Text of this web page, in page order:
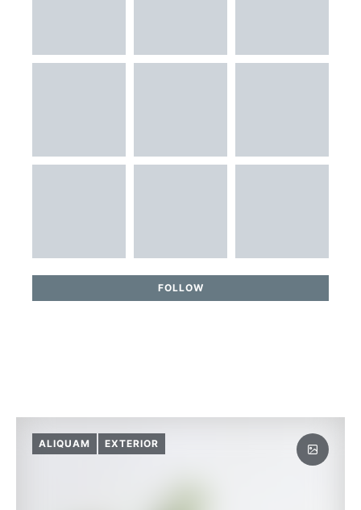
FOLLOW
ALIQUAM EXTERIOR